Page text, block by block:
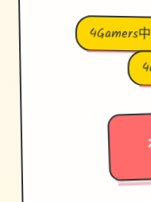
4Gamers